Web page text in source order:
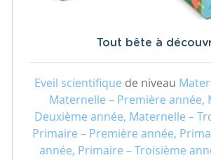
Tout bête à
Eveil scientifique de niveau
Maternelle – Première année,
Deuxième année, Maternelle –
Primaire – Première année,
année, Primaire – Troisième